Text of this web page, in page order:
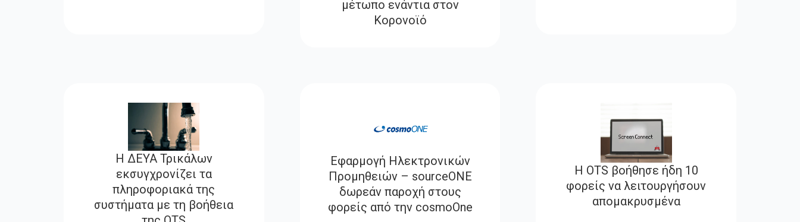
μέτωπο ενάντια στον
Κορονοϊό
Η ΔΕΥΑ Τρικάλων
εκσυγχρονίζει τα
πληροφοριακά της
συστήματα με τη βοήθεια
Εφαρμογή Ηλεκτρονικών
Προμηθειών – sourceONE
δωρεάν παροχή στους
φορείς από την cosmoOne
Η ΟΤS βοήθησε ήδη 10
φορείς να λειτουργήσουν
απομακρυσμένα